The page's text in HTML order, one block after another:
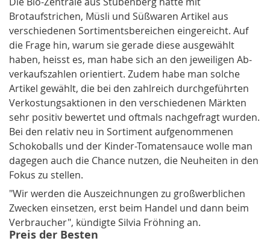
Brotaufstrichen, Müsli und Süßwaren Artikel aus
verschiedenen Sortimentsbereichen eingereicht. Auf
die Frage hin, warum sie gerade diese ausgewählt
haben, heisst es, man habe sich an den jeweiligen Ab­
ver­kaufszahlen orientiert. Zudem habe man solche
Artikel gewählt, die bei den zahlreich durchgeführten
Verkostungsaktionen in den verschiedenen Märkten
sehr positiv bewertet und oftmals nachgefragt wurden.
Bei den relativ neu in Sortiment aufgenommenen
Schokoballs und der Kinder-Tomatensauce wolle man
dagegen auch die Chance nutzen, die Neuheiten in den
Fokus zu stellen.
"Wir werden die Auszeichnungen zu großwerblichen
Zwecken einsetzen, erst beim Handel und dann beim
Verbraucher", kündigte Silvia Fröhning an.
Preis der Besten